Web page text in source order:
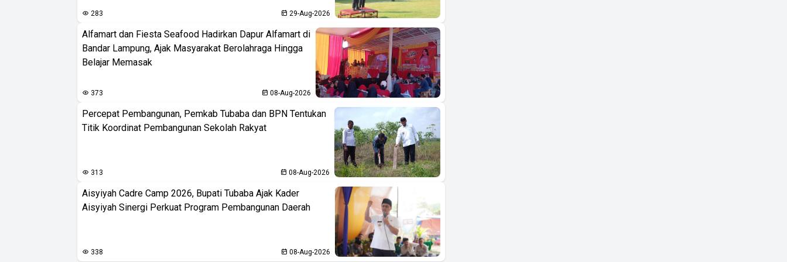
283 29-Aug-2026
Alfamart dan Fiesta Seafood Hadirkan Dapur Alfamart di
Bandar Lampung, Ajak Masyarakat Berolahraga Hingga
Belajar Memasak
373 08-Aug-2026
Percepat Pembangunan, Pemkab Tubaba dan BPN Tentukan
Titik Koordinat Pembangunan Sekolah Rakyat
313 08-Aug-2026
Aisyiyah Cadre Camp 2026, Bupati Tubaba Ajak Kader
Aisyiyah Sinergi Perkuat Program Pembangunan Daerah
338 08-Aug-2026